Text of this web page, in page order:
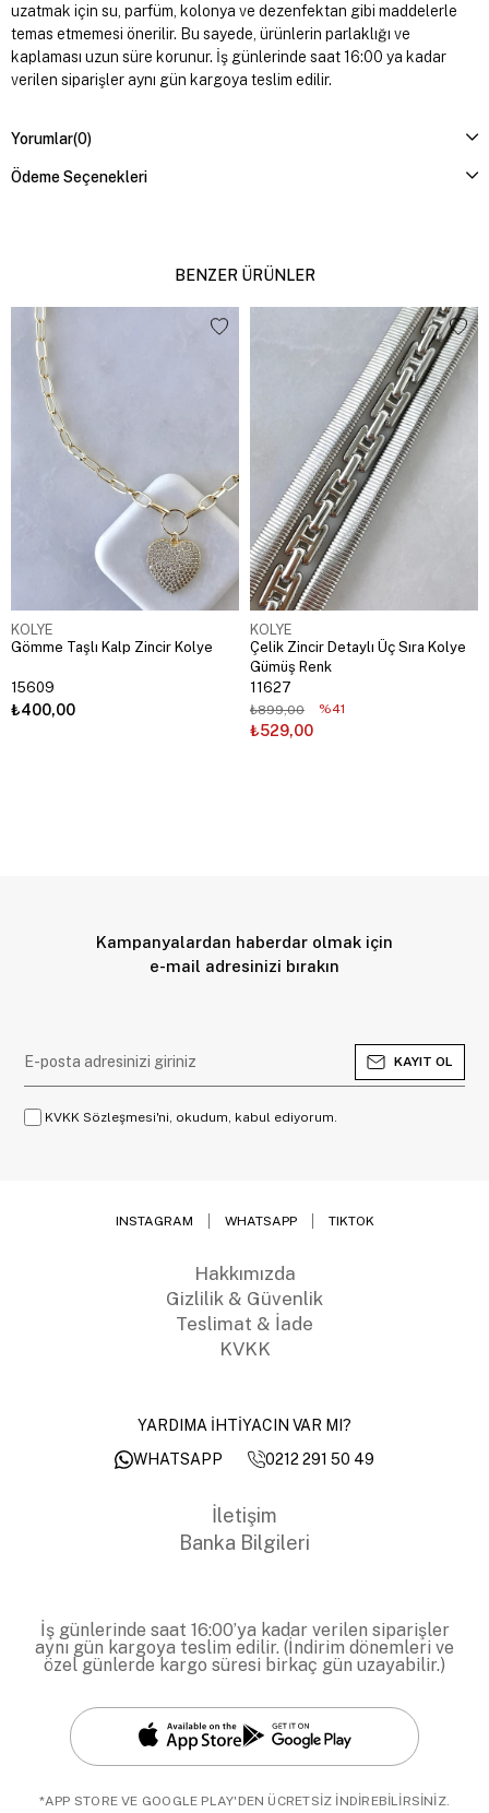
uzatmak için su, parfüm, kolonya ve dezenfektan gibi maddelerle
temas etmemesi önerilir. Bu sayede, ürünlerin parlaklığı ve
kaplaması uzun süre korunur. İş günlerinde saat 16:00 ya kadar
verilen siparişler aynı gün kargoya teslim edilir.
Yorumlar(0)
Ödeme Seçenekleri
BENZER ÜRÜNLER
KOLYE
Gömme Taşlı Kalp Zincir Kolye
15609
₺400,00
KOLYE
Çelik Zincir Detaylı Üç Sıra Kolye
Gümüş Renk
11627
₺529,00
₺899,00 %41
Kampanyalardan haberdar olmak için
e-mail adresinizi bırakın
KAYIT OL
KVKK Sözleşmesi'ni, okudum, kabul ediyorum.
INSTAGRAM WHATSAPP TIKTOK
Hakkımızda
Gizlilik & Güvenlik
Teslimat & İade
KVKK
YARDIMA İHTİYACIN VAR MI?
WHATSAPP
0212 291 50 49
İletişim
Banka Bilgileri
İş günlerinde saat 16:00’ya kadar verilen siparişler
aynı gün kargoya teslim edilir. (İndirim dönemleri ve
özel günlerde kargo süresi birkaç gün uzayabilir.)
*APP STORE VE GOOGLE PLAY'DEN ÜCRETSİZ İNDİREBİLİRSİNİZ.